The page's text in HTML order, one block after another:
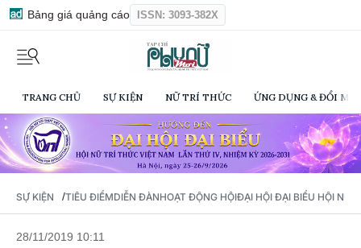
Bảng giá quảng cáo ISSN: 3093-382X
TRANG CHỦ SỰ KIỆN NỮ TRÍ THỨC ỨNG DỤNG & ĐỔI
SỰ KIỆN /TIÊU ĐIỂMDIỄN ĐÀNHOẠT ĐỘNG HỘIĐẠI HỘI ĐẠI BIỂU HỘI NỮ
28/11/2019 10:11